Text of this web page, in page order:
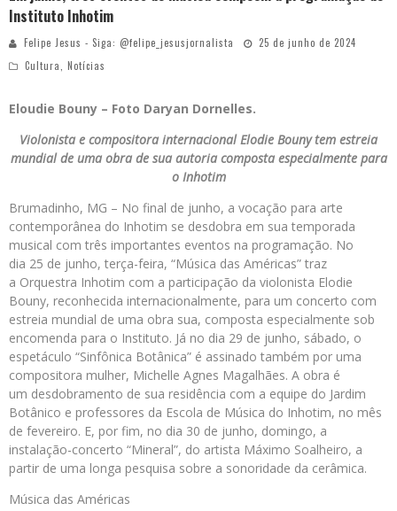
Instituto Inhotim
Felipe Jesus - Siga: @felipe_jesusjornalista
25 de junho de 2024
Cultura, Notícias
Eloudie Bouny – Foto Daryan Dornelles.
Violonista e compositora internacional Elodie Bouny tem estreia
mundial de uma obra de sua autoria composta especialmente para
o Inhotim
Brumadinho, MG – No final de junho, a vocação para arte
contemporânea do Inhotim se desdobra em sua temporada
musical com três importantes eventos na programação. No
dia 25 de junho, terça-feira, “Música das Américas” traz
a Orquestra Inhotim com a participação da violonista Elodie
Bouny, reconhecida internacionalmente, para um concerto com
estreia mundial de uma obra sua, composta especialmente sob
encomenda para o Instituto. Já no dia 29 de junho, sábado, o
espetáculo “Sinfônica Botânica” é assinado também por uma
compositora mulher, Michelle Agnes Magalhães. A obra é
um desdobramento de sua residência com a equipe do Jardim
Botânico e professores da Escola de Música do Inhotim, no mês
de fevereiro. E, por fim, no dia 30 de junho, domingo, a
instalação-concerto “Mineral”, do artista Máximo Soalheiro, a
partir de uma longa pesquisa sobre a sonoridade da cerâmica.
Música das Américas